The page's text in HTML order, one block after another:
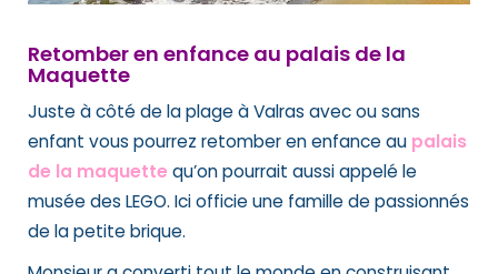
Retomber en enfance au palais de la
Maquette
Juste à côté de la plage à Valras avec ou sans
enfant vous pourrez retomber en enfance au palais
de la maquette qu’on pourrait aussi appelé le
musée des LEGO. Ici officie une famille de passionnés
de la petite brique.